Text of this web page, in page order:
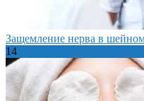
Защемление нерва в
14